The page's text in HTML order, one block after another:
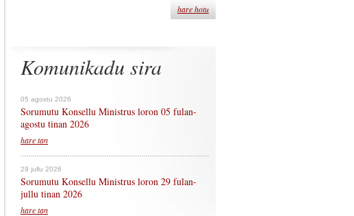
hare hotu
Komunikadu sira
05 agostu 2026
Sorumutu Konsellu Ministrus loron 05 fulan-
agostu tinan 2026
hare tan
29 jullu 2026
Sorumutu Konsellu Ministrus loron 29 fulan-
jullu tinan 2026
hare tan